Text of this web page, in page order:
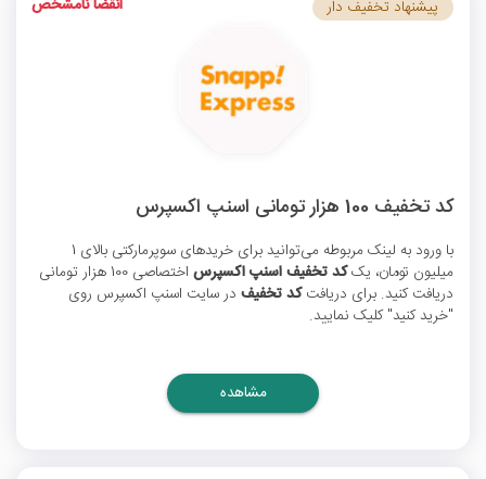
کد تخفیف 100 هزار تومانی اسنپ اکسپرس
با ورود به لینک مربوطه می‌توانید برای خریدهای سوپرمارکتی بالای 1
میلیون تومان، یککد تخفیف اسنپ اکسپرس
اختصاصی 100 هزار تومانی
دریافت کنید. برای دریافتکد تخفیف در سایت اسنپ اکسپرس روی
"خرید کنید" کلیک نمایید.
پیشنهاد تخفیف دار انقضا نامشخص
مشاهده